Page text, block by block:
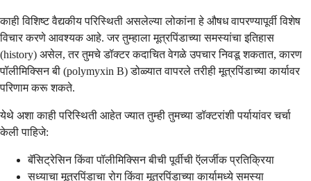
काही विशिष्ट वैद्यकीय परिस्थिती असलेल्या लोकांना हे औषध वापरण्यापूर्वी विशेष
विचार करणे आवश्यक आहे. जर तुम्हाला मूत्रपिंडाच्या समस्यांचा इतिहास
(history) असेल, तर तुमचे डॉक्टर कदाचित वेगळे उपचार निवडू शकतात, कारण
पॉलीमिक्सिन बी (polymyxin B) डोळ्यात वापरले तरीही मूत्रपिंडाच्या कार्यावर
परिणाम करू शकते.
येथे अशा काही परिस्थिती आहेत ज्यात तुम्ही तुमच्या डॉक्टरांशी पर्यायांवर चर्चा
केली पाहिजे:
बॅसिट्रेसिन किंवा पॉलीमिक्सिन बीची पूर्वीची ऍलर्जीक प्रतिक्रिया
सध्याचा मूत्रपिंडाचा रोग किंवा मूत्रपिंडाच्या कार्यामध्ये समस्या